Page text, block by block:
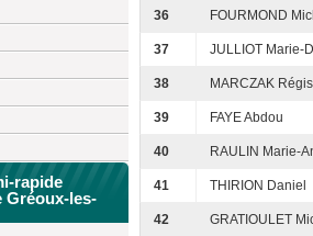
rapide
Gréoux-les-
36 FOURMOND
37 JULLIOT Marie-
38 MARCZAK Régis
39 FAYE Abdou
40 RAULIN Marie-
41 THIRION Daniel
42 GRATIOULET